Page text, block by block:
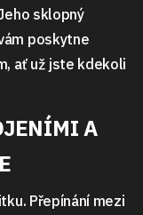
sklopný
poskytne
ať už jste kdekoli
A
Přepínání mezi